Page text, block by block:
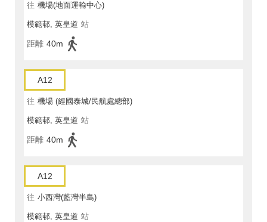
往 機場(地面運輸中心)
模範邨, 英皇道 站
距離 40m
A12
往 機場 (經國泰城/民航處總部)
模範邨, 英皇道 站
距離 40m
A12
往 小西灣(藍灣半島)
模範邨, 英皇道 站